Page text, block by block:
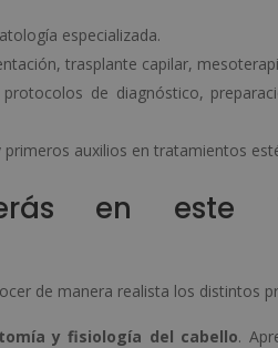
especializada.
trasplante capilar,
de diagnóstico,
auxilios en tratamientos
en este
de manera realista los distintos
y fisiología del cabello.